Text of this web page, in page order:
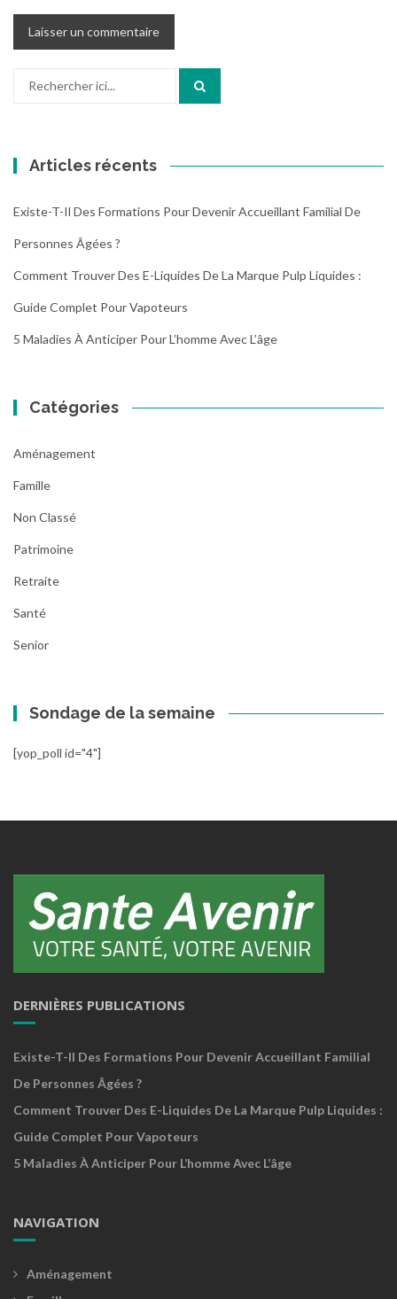
Articles récents
Existe-T-Il Des Formations Pour Devenir Accueillant Familial De
Personnes Âgées ?
Comment Trouver Des E-Liquides De La Marque Pulp Liquides :
Guide Complet Pour Vapoteurs
5 Maladies À Anticiper Pour L’homme Avec L’âge
Catégories
Aménagement
Famille
Non Classé
Patrimoine
Retraite
Santé
Senior
Sondage de la semaine
[yop_poll id="4"]
DERNIÈRES PUBLICATIONS
Existe-T-Il Des Formations Pour Devenir Accueillant Familial
De Personnes Âgées ?
Comment Trouver Des E-Liquides De La Marque Pulp Liquides :
Guide Complet Pour Vapoteurs
5 Maladies À Anticiper Pour L’homme Avec L’âge
NAVIGATION
Aménagement